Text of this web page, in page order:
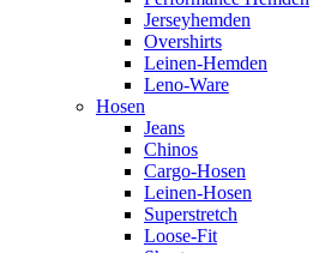
Jerseyhemden
Overshirts
Leinen-Hemden
Leno-Ware
Hosen
Jeans
Chinos
Cargo-Hosen
Leinen-Hosen
Superstretch
Loose-Fit